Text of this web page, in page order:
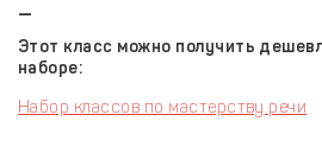
—
Этот класс можно получить
наборе:
Набор классов по мастерству речи